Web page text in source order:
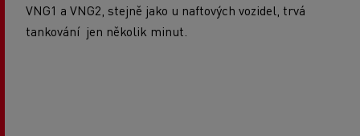
VNG1 a VNG2, stejně jako u naftových vozidel, trvá
tankování jen několik minut.